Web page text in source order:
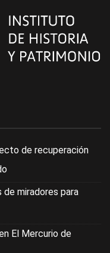
de recuperación
miradores para
El Mercurio de